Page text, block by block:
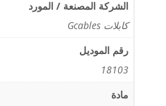
الشركة المصنعة / المورد
كابلات Gcables
رقم الموديل
18103
مادة